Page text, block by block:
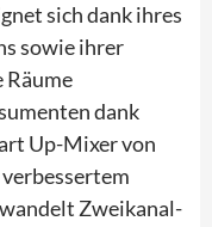
sich dank ihres
sowie ihrer
Räume
dank
Up-Mixer von
Zweikanal-